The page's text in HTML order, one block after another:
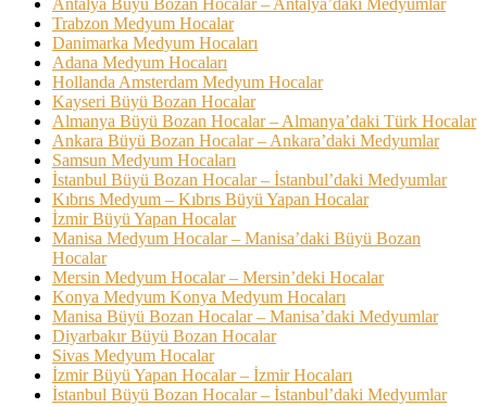
Antalya Büyü Bozan Hocalar – Antalya’daki Medyumlar
Trabzon Medyum Hocalar
Danimarka Medyum Hocaları
Adana Medyum Hocaları
Hollanda Amsterdam Medyum Hocalar
Kayseri Büyü Bozan Hocalar
Almanya Büyü Bozan Hocalar – Almanya’daki Türk Hocalar
Ankara Büyü Bozan Hocalar – Ankara’daki Medyumlar
Samsun Medyum Hocaları
İstanbul Büyü Bozan Hocalar – İstanbul’daki Medyumlar
Kıbrıs Medyum – Kıbrıs Büyü Yapan Hocalar
İzmir Büyü Yapan Hocalar
Manisa Medyum Hocalar – Manisa’daki Büyü Bozan
Hocalar
Mersin Medyum Hocalar – Mersin’deki Hocalar
Konya Medyum Konya Medyum Hocaları
Manisa Büyü Bozan Hocalar – Manisa’daki Medyumlar
Diyarbakır Büyü Bozan Hocalar
Sivas Medyum Hocalar
İzmir Büyü Yapan Hocalar – İzmir Hocaları
İstanbul Büyü Bozan Hocalar – İstanbul’daki Medyumlar